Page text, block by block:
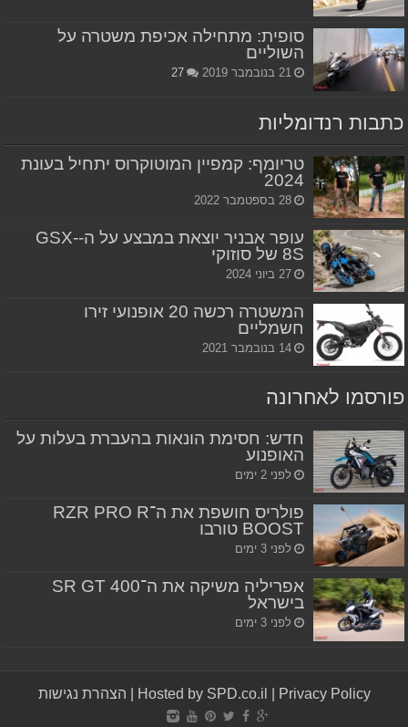
סופית: מתחילה אכיפת משטרה על
השוליים
21 בנובמבר 2019 27
כתבות רנדומליות
טריומף: קמפיין המוטוקרוס יתחיל בעונת
2024
28 בספטמבר 2022
עופר אבניר יוצאת במבצע על ה-GSX-
8S של סוזוקי
27 ביוני 2024
המשטרה רכשה 20 אופנועי זירו
חשמליים
14 בנובמבר 2021
פורסמו לאחרונה
חדש: חסימת הונאות בהעברת בעלות על
האופנוע
לפני 2 ימים
פולריס חושפת את ה־RZR PRO R
BOOST טורבו
לפני 3 ימים
אפריליה משיקה את ה־SR GT 400
בישראל
לפני 3 ימים
Hosted by SPD.co.il Privacy Policy הצהרת נגישות